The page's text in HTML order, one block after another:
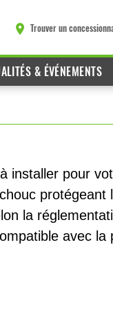
Trouver un
& ÉVÉNEMENTS
installer pour
protégeant
la
avec